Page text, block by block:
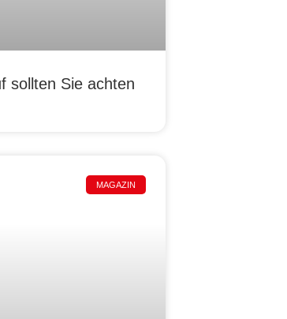
sollten Sie achten
MAGAZIN